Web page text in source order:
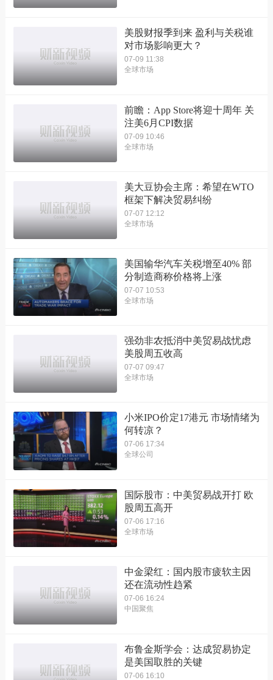
美股财报季到来 盈利与关税谁
对市场影响更大？
07-09 11:38
全球市场
前瞻：App Store将迎十周年 关
注美6月CPI数据
07-09 10:46
全球市场
美大豆协会主席：希望在WTO
框架下解决贸易纠纷
07-07 12:12
全球市场
美国输华汽车关税增至40% 部
分制造商称价格将上涨
07-07 10:53
全球市场
强劲非农抵消中美贸易战忧虑
美股周五收高
07-07 09:47
全球市场
小米IPO价定17港元 市场情绪为
何转凉？
07-06 17:34
全球公司
国际股市：中美贸易战开打 欧
股周五高开
07-06 17:16
全球市场
中金梁红：国内股市疲软主因
还在流动性趋紧
07-06 16:24
中国聚焦
布鲁金斯学会：达成贸易协定
是美国取胜的关键
07-06 16:10